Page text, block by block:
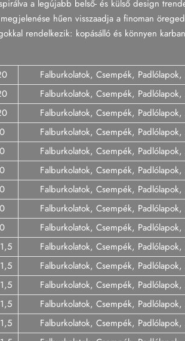
a legújabb belső- és külső design
hűen visszaadja a finoman
rendelkezik: kopásálló és könnyen
Falburkolatok, Csempék,
Falburkolatok, Csempék,
Falburkolatok, Csempék,
Falburkolatok, Csempék,
Falburkolatok, Csempék,
Falburkolatok, Csempék,
Falburkolatok, Csempék,
Falburkolatok, Csempék,
Falburkolatok, Csempék,
Falburkolatok, Csempék,
Falburkolatok, Csempék,
Falburkolatok, Csempék,
Falburkolatok, Csempék,
Falburkolatok, Csempék,